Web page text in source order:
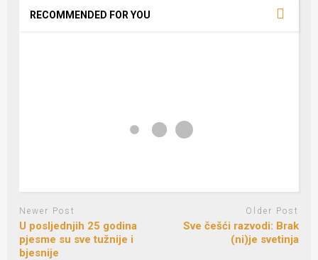
RECOMMENDED FOR YOU
Newer Post
U posljednjih 25 godina
pjesme su sve tužnije i
bjesnije
Older Post
Sve češći razvodi: Brak
(ni)je svetinja